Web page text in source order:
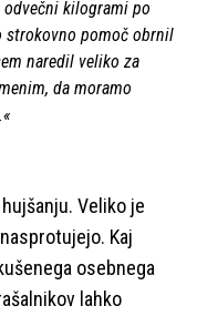
odvečni kilogrami po
strokovno pomoč obrnil
naredil veliko za
da moramo
Veliko je
Kaj
osebnega
lahko